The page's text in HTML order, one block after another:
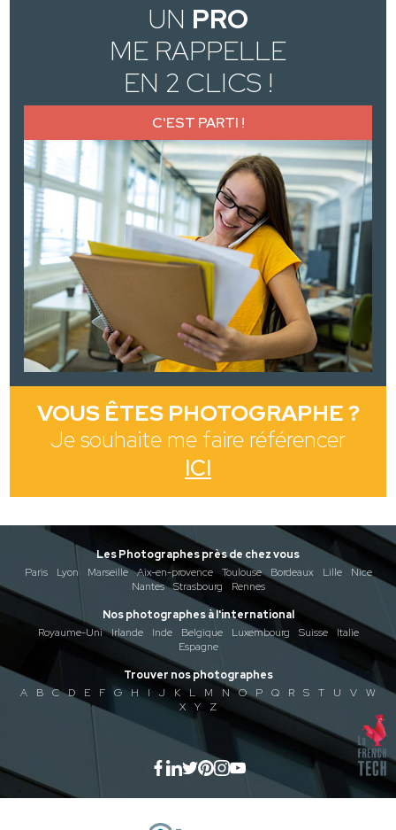
UN PRO
ME RAPPELLE
EN 2 CLICS !
C'EST PARTI !
VOUS ÊTES PHOTOGRAPHE ?
Je souhaite me faire référencer
ICI
Les Photographes près de chez vous
Paris
Lyon Marseille Aix-en-provence Toulouse Bordeaux Lille
Nice
Nantes
Strasbourg
Rennes
Nos photographes à l'international
Royaume-Uni
Irlande Inde Belgique Luxembourg Suisse
Italie
Espagne
Trouver nos photographes
A
B C D E F G H I J K L M N O P Q R S T U V
W
X
Y Z